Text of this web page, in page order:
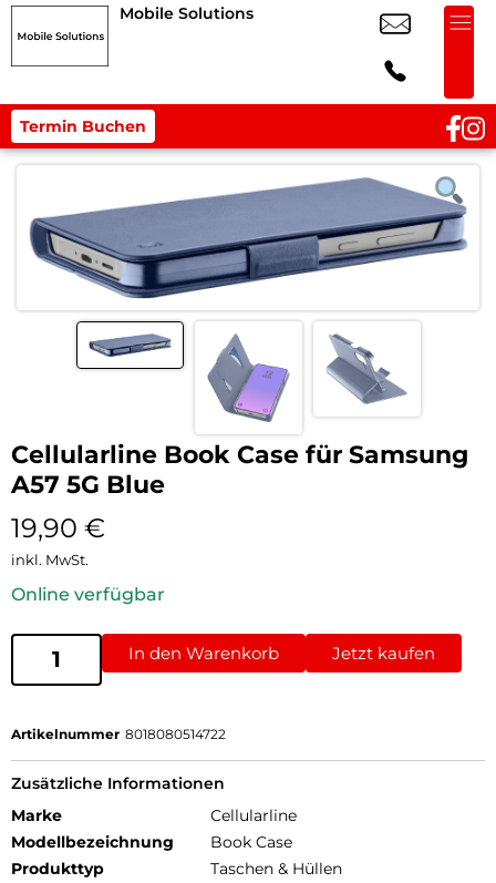
Mobile Solutions
Termin Buchen
Cellularline Book Case für Samsung
A57 5G Blue
19,90 €
inkl. MwSt.
Online verfügbar
In den Warenkorb Jetzt kaufen
Artikelnummer 8018080514722
Zusätzliche Informationen
Marke
Cellularline
Modellbezeichnung
Book Case
Produkttyp
Taschen & Hüllen